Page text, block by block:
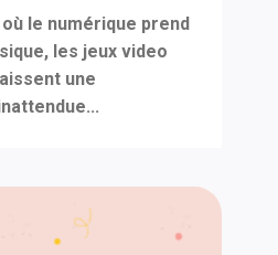
le numérique prend
les jeux video
une